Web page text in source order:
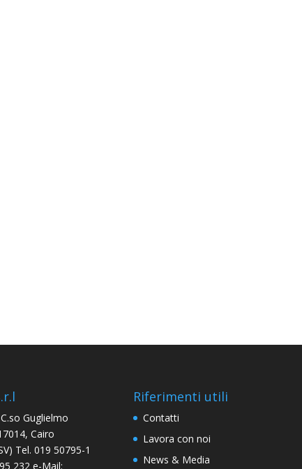
Guglielmo
Cairo
Tel. 019 50795-1
232 e-Mail:
Riferimenti utili
Contatti
Lavora con noi
News & Media